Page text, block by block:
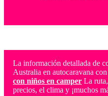
La información detallada de
Australia en autocaravana
con niños en camper La
precios, el clima y ¡muchos